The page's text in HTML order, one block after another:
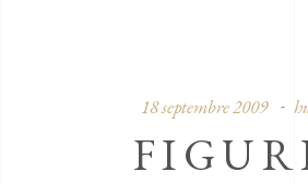
18 septembre 2009